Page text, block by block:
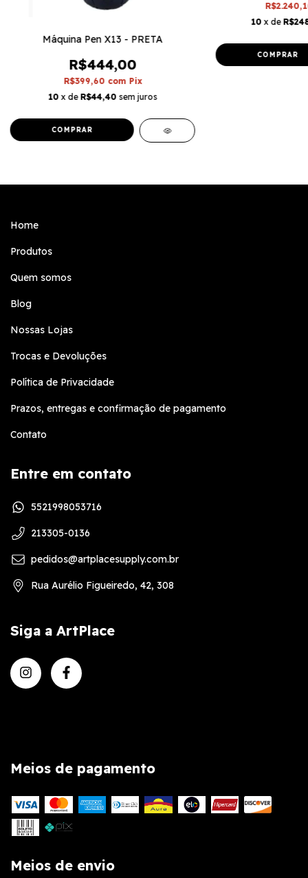
Máquina Pen X13 - PRETA
R$444,00
R$399,60 com Pix
10 x de R$44,40 sem juros
10 x de
Home
Produtos
Quem somos
Blog
Nossas Lojas
Trocas e Devoluções
Política de Privacidade
Prazos, entregas e confirmação de pagamento
Contato
Entre em contato
5521998053716
213305-0136
pedidos@artplacesupply.com.br
Rua Aurélio Figueiredo, 42, 308
Siga a ArtPlace
Meios de pagamento
Meios de envio